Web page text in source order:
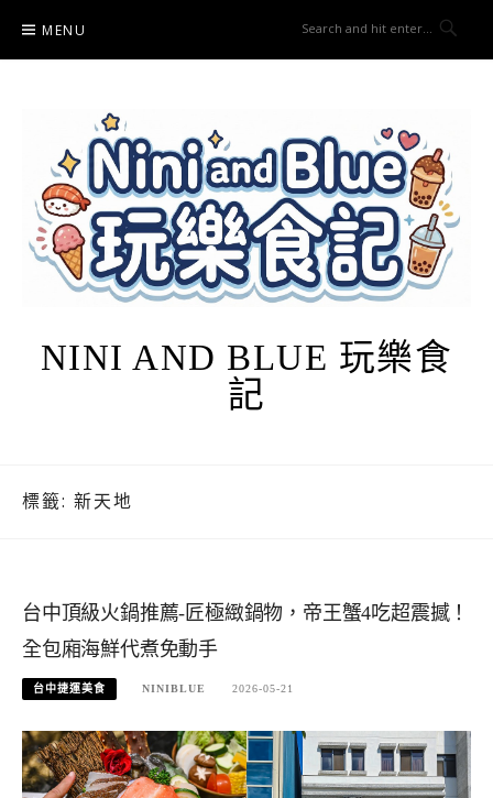
content
MENU
NINI AND BLUE 玩樂食
記
標籤: 新天地
台中頂級火鍋推薦-匠極緻鍋物，帝王蟹4吃超震撼！
全包廂海鮮代煮免動手
台中捷運美食 NINIBLUE 2026-05-21